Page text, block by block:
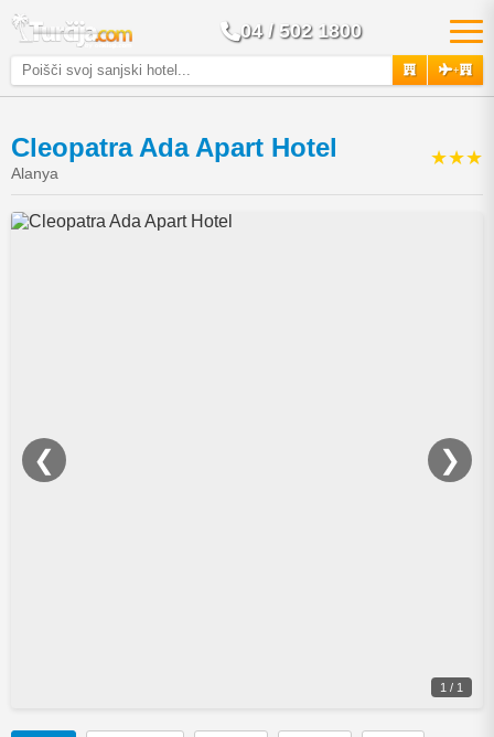
04 / 502 1800
+
Cleopatra Ada Apart Hotel
Alanya
★★★
❮ ❯
1 / 1